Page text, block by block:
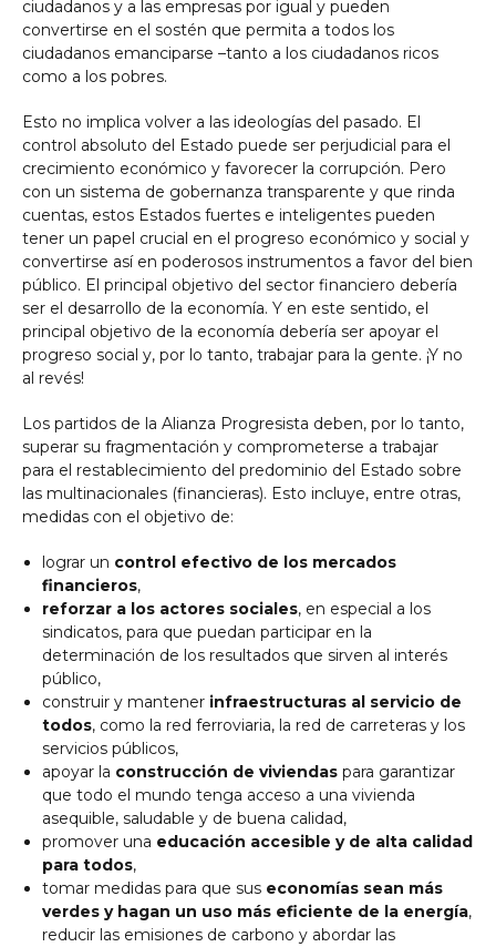
ciudadanos y a las empresas por igual y pueden
convertirse en el sostén que permita a todos los
ciudadanos emanciparse –tanto a los ciudadanos ricos
como a los pobres.
Esto no implica volver a las ideologías del pasado. El
control absoluto del Estado puede ser perjudicial para el
crecimiento económico y favorecer la corrupción. Pero
con un sistema de gobernanza transparente y que rinda
cuentas, estos Estados fuertes e inteligentes pueden
tener un papel crucial en el progreso económico y social y
convertirse así en poderosos instrumentos a favor del bien
público. El principal objetivo del sector financiero debería
ser el desarrollo de la economía. Y en este sentido, el
principal objetivo de la economía debería ser apoyar el
progreso social y, por lo tanto, trabajar para la gente. ¡Y no
al revés!
Los partidos de la Alianza Progresista deben, por lo tanto,
superar su fragmentación y comprometerse a trabajar
para el restablecimiento del predominio del Estado sobre
las multinacionales (financieras). Esto incluye, entre otras,
medidas con el objetivo de:
lograr un control efectivo de los mercados
financieros,
reforzar a los actores sociales, en especial a los
sindicatos, para que puedan participar en la
determinación de los resultados que sirven al interés
público,
construir y mantener infraestructuras al servicio de
todos, como la red ferroviaria, la red de carreteras y los
servicios públicos,
apoyar la construcción de viviendas para garantizar
que todo el mundo tenga acceso a una vivienda
asequible, saludable y de buena calidad,
promover una educación accesible y de alta calidad
para todos,
tomar medidas para que sus economías sean más
verdes y hagan un uso más eficiente de la energía,
reducir las emisiones de carbono y abordar las